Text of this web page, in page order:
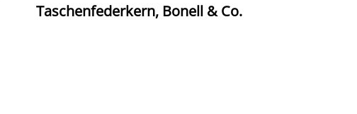
Taschenfederkern, Bonell & Co.